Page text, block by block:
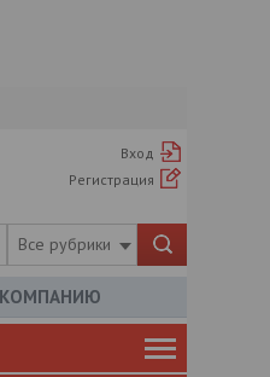
Вход
Регистрация
Все рубрики